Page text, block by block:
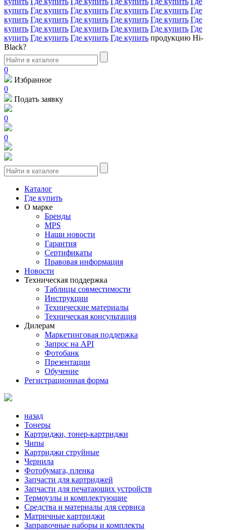
купить Где купить Где купить Где купить Где купить Где
купить Где купить Где купить Где купить Где купить Где
купить Где купить Где купить Где купить Где купить Где
купить Где купить Где купить Где купить продукцию Hi-
Black?
0
Избранное
0
Подать заявку
0
0
Каталог
Где купить
О марке
Бренды
MPS
Наши новости
Гарантия
Сертификаты
Правовая информация
Новости
Техническая поддержка
Таблицы совместимости
Инструкции
Технические материалы
Техническая консультация
Дилерам
Маркетинговая поддержка
Запрос на API
Фотобанк
Презентации
Обучение
Регистрационная форма
назад
Тонеры
Картриджи, тонер-картриджи
Чипы
Картриджи струйные
Чернила
Фотобумага, пленка
Запчасти для картриджей
Запчасти для печатающих устройств
Термоузлы и комплектующие
Средства и материалы для сервиса
Матричные картриджи
Заправочные наборы и комплекты